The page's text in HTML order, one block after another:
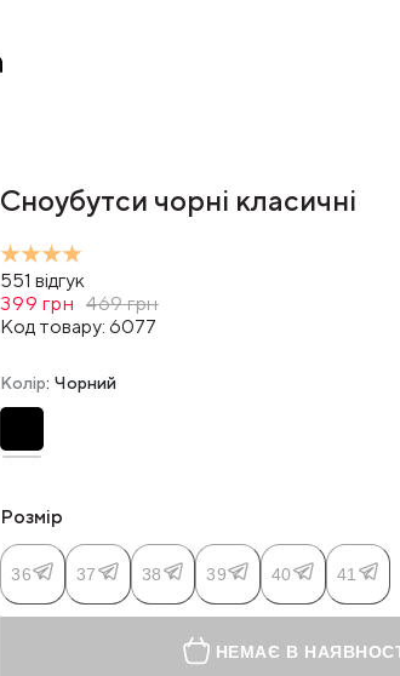
Сноубутси чорні класичні
551 відгук
399 грн 469грн
Код товару:6077
Колір: Чорний
Розмір
36 37 38 39 40 41
НЕМАЄ В